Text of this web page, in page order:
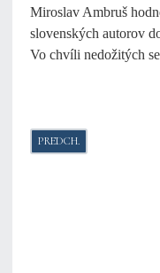
Miroslav Ambruš
slovenských autorov
Vo chvíli nedožitých
PREDCHÁDZAJÚCI
PREDCH.